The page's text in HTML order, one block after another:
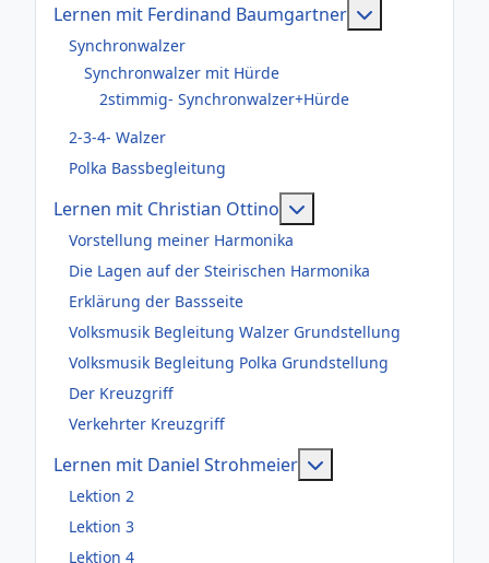
Lernen mit Ferdinand Baumgartner
Synchronwalzer
Synchronwalzer mit Hürde
2stimmig- Synchronwalzer+Hürde
2-3-4- Walzer
Polka Bassbegleitung
Lernen mit Christian Ottino
Vorstellung meiner Harmonika
Die Lagen auf der Steirischen Harmonika
Erklärung der Bassseite
Volksmusik Begleitung Walzer Grundstellung
Volksmusik Begleitung Polka Grundstellung
Der Kreuzgriff
Verkehrter Kreuzgriff
Lernen mit Daniel Strohmeier
Lektion 2
Lektion 3
Lektion 4